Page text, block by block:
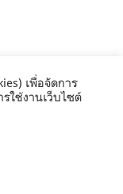
เพื่อจัดการ
ใช้งานเว็บไซต์